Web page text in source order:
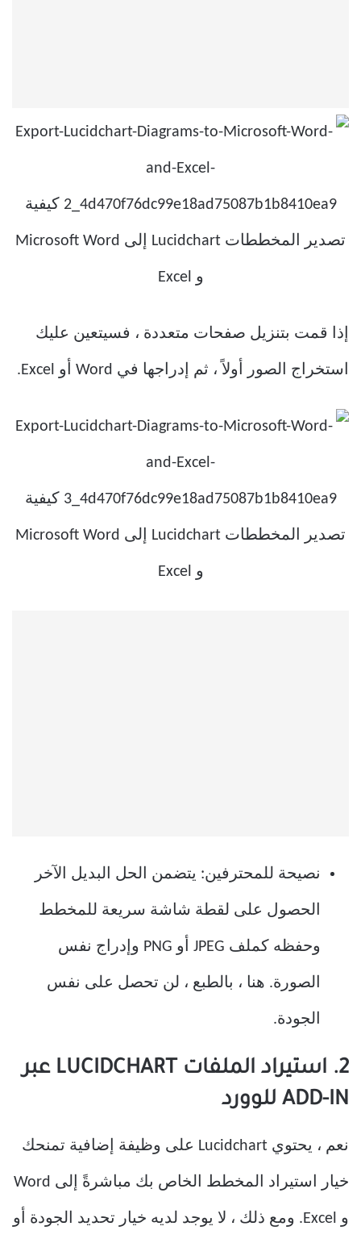
إذا قمت بتنزيل صفحات متعددة ، فسيتعين عليك
استخراج الصور أولاً ، ثم إدراجها في Word أو Excel.
نصيحة للمحترفين: يتضمن الحل البديل الآخر
الحصول على لقطة شاشة سريعة للمخطط
وحفظه كملف JPEG أو PNG وإدراج نفس
الصورة. هنا ، بالطبع ، لن تحصل على نفس
الجودة.
2. استيراد الملفات LUCIDCHART عبر
ADD-IN للوورد
نعم ، يحتوي Lucidchart على وظيفة إضافية تمنحك
خيار استيراد المخطط الخاص بك مباشرةً إلى Word
و Excel. ومع ذلك ، لا يوجد لديه خيار تحديد الجودة أو